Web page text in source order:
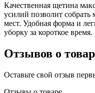
Качественная щетина
усилий позволит
мест. Удобная форма и
уборку за короткое время.
Отзывов о
Оставьте свой отзыв